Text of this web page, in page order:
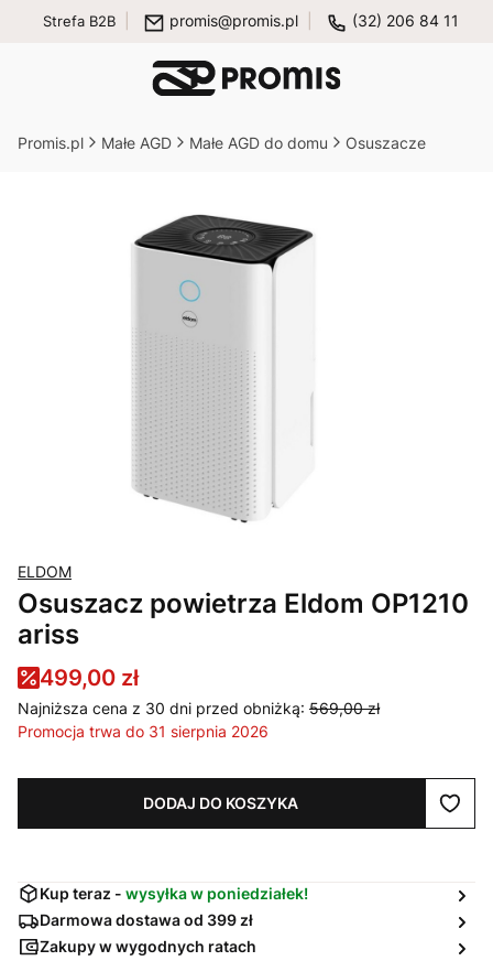
Strefa B2B promis@promis.pl (32) 206 84 11
Promis.pl Małe AGD Małe AGD do domu Osuszacze
ELDOM
Osuszacz powietrza Eldom OP1210
ariss
499,00 zł
Najniższa cena z 30 dni przed obniżką: 569,00 zł
Promocja trwa do 31 sierpnia 2026
DODAJ DO KOSZYKA
Kup teraz - wysyłka w poniedziałek!
Darmowa dostawa od 399 zł
Zakupy w wygodnych ratach